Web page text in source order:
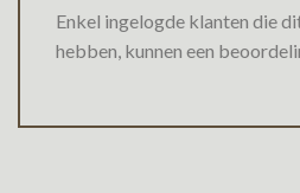
Enkel ingelogde klanten die
hebben, kunnen een